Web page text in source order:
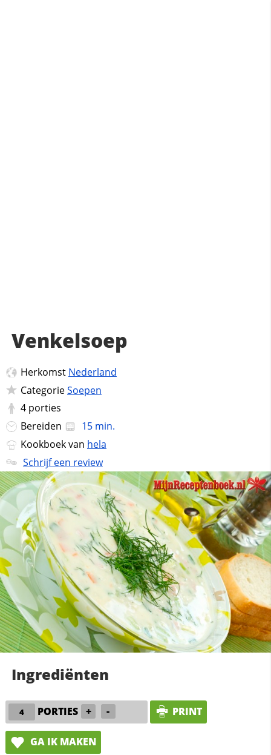
Venkelsoep
Herkomst Nederland
CategorieSoepen
4 porties
Bereiden
15 min.
Kookboek van hela
Schrijf een review
Ingrediënten
PORTIES + - PRINT
GA IK MAKEN